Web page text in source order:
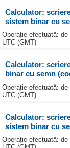
Calculator:
sistem binar cu
Operație efectuată:
UTC (GMT)
Calculator:
binar cu semn
Operație efectuată:
UTC (GMT)
Calculator:
sistem binar cu
Operație efectuată: